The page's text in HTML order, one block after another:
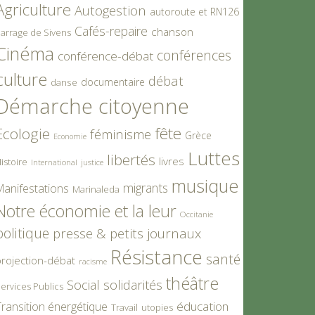
Autogestion autoroute et RN126
de Sivens Cafés-repaire chanson
conférence-débat conférences
danse documentaire débat
citoyenne
Economie féminisme fête Grèce
International justice libertés livres Luttes
Marinaleda migrants musique
économie et la leur Occitanie
presse & petits journaux
débat racisme Résistance santé
Publics Social solidarités théâtre
énergétique Travail utopies éducation